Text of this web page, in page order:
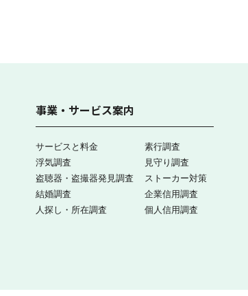
事業・サービス案内
サービスと料金
浮気調査
盗聴器・盗撮器発見調査
結婚調査
人探し・所在調査
素行調査
見守り調査
ストーカー対策
企業信用調査
個人信用調査